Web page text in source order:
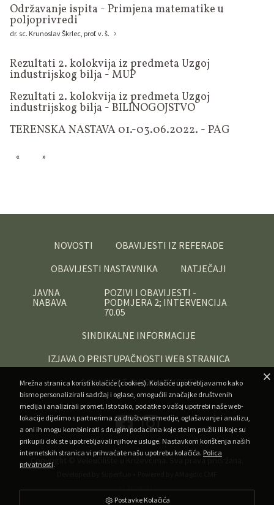
Održavanje ispita - Primjena matematike u
poljoprivredi
dr. sc. Krunoslav Škrlec, prof. v. š.
Rezultati 2. kolokvija iz predmeta Uzgoj
industrijskog bilja - MUP
Rezultati 2. kolokvija iz predmeta Uzgoj
industrijskog bilja - BILINOGOJSTVO
TERENSKA NASTAVA 01.-03.06.2022. - PAG
NOVOSTI
OBAVIJESTI IZ REFERADE
OBAVIJESTI NASTAVNIKA
NATJEČAJI
JAVNA
NABAVA
POZIVI I OBAVIJESTI -
PODMJERA 2; INTERVENCIJA
70.05
SINDIKALNE INFORMACIJE
IZJAVA O PRISTUPAČNOSTI WEB STRANICA
OBAVIJEST O PRIVATNOSTI
Copyright © Veleučilište u Križevcima . Sva prava pridržana.
v1.20240912
Mrežna stranica koristi kolačiće (cookies). Kolačiće upotrebljavamo kako
bismo personalizirali sadržaj i oglase, omogućili značajke društvenih
medija i analizirali promet. Isto tako, podatke o vašoj upotrebi naše web-
lokacije dijelimo s partnerima za društvene medije, oglašavanje i analizu,
a oni ih mogu kombinirati s drugim podacima koje ste im pružili ili koje su
prikupili dok ste upotrebljavali njihove usluge. Nastavkom korištenja naših
internetskih stranica vi prihvaćate našu upotrebu kolačića. Polica
privatnosti.
Postavke Kolačića